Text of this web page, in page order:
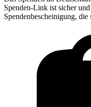
Spenden-Link ist sicher
Spendenbescheinigung,